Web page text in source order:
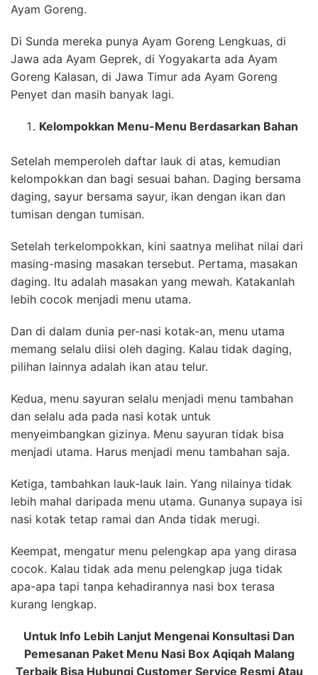
Ayam Goreng.
Di Sunda mereka punya Ayam Goreng Lengkuas, di
Jawa ada Ayam Geprek, di Yogyakarta ada Ayam
Goreng Kalasan, di Jawa Timur ada Ayam Goreng
Penyet dan masih banyak lagi.
Kelompokkan Menu-Menu Berdasarkan Bahan
Setelah memperoleh daftar lauk di atas, kemudian
kelompokkan dan bagi sesuai bahan. Daging bersama
daging, sayur bersama sayur, ikan dengan ikan dan
tumisan dengan tumisan.
Setelah terkelompokkan, kini saatnya melihat nilai dari
masing-masing masakan tersebut. Pertama, masakan
daging. Itu adalah masakan yang mewah. Katakanlah
lebih cocok menjadi menu utama.
Dan di dalam dunia per-nasi kotak-an, menu utama
memang selalu diisi oleh daging. Kalau tidak daging,
pilihan lainnya adalah ikan atau telur.
Kedua, menu sayuran selalu menjadi menu tambahan
dan selalu ada pada nasi kotak untuk
menyeimbangkan gizinya. Menu sayuran tidak bisa
menjadi utama. Harus menjadi menu tambahan saja.
Ketiga, tambahkan lauk-lauk lain. Yang nilainya tidak
lebih mahal daripada menu utama. Gunanya supaya isi
nasi kotak tetap ramai dan Anda tidak merugi.
Keempat, mengatur menu pelengkap apa yang dirasa
cocok. Kalau tidak ada menu pelengkap juga tidak
apa-apa tapi tanpa kehadirannya nasi box terasa
kurang lengkap.
Untuk Info Lebih Lanjut Mengenai Konsultasi Dan
Pemesanan Paket Menu Nasi Box Aqiqah Malang
Terbaik Bisa Hubungi Customer Service Resmi Atau